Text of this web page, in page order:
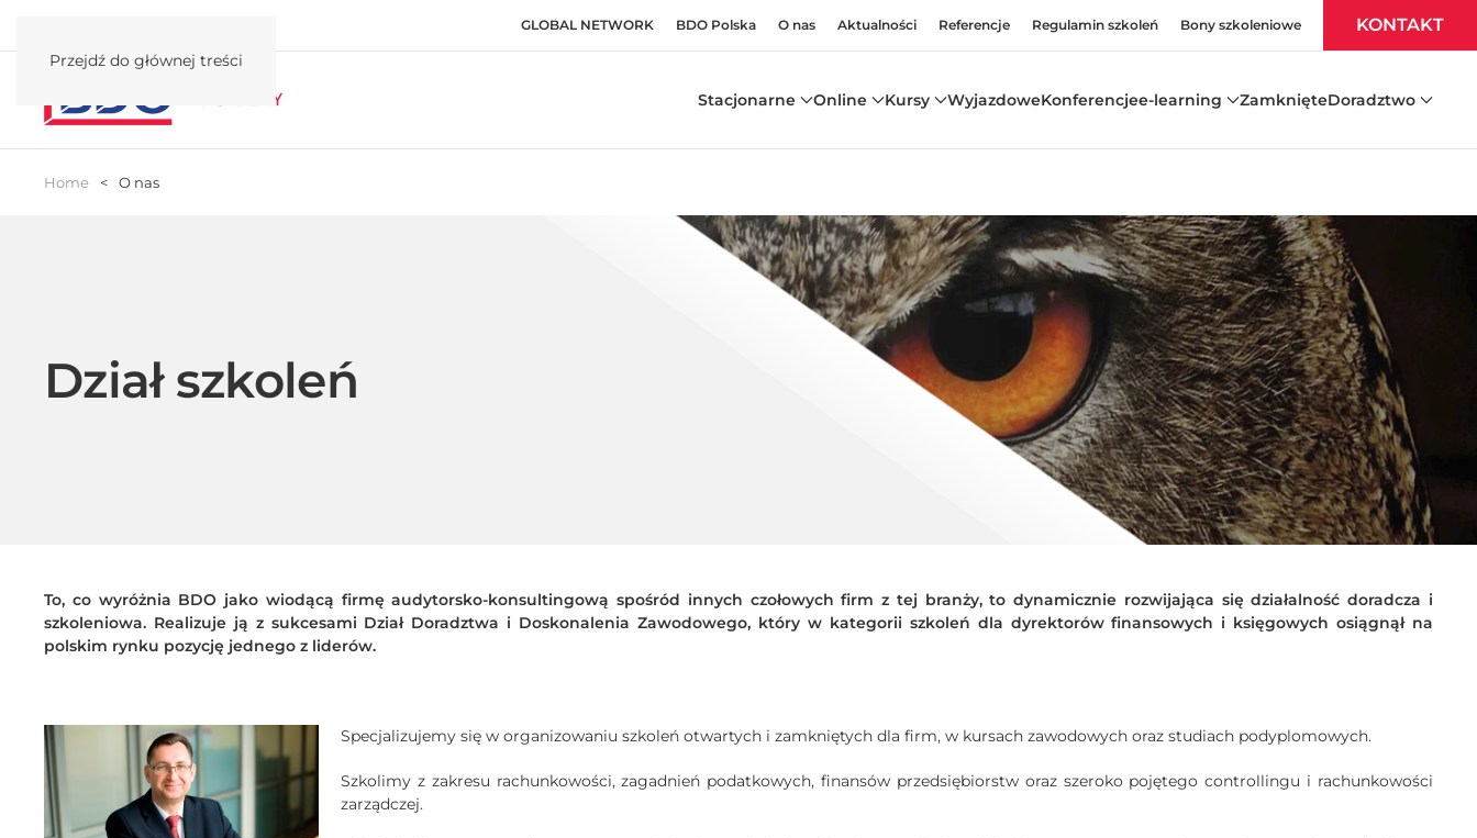
Przejdź do głównej treści
GLOBAL NETWORK BDO Polska O nas Aktualności Referencje Regulamin szkoleń Bony szkoleniowe KONTAKT
Stacjonarne Online Kursy WyjazdoweKonferencjee-learning ZamknięteDoradztwo
Home O nas
Dział szkoleń
To, co wyróżnia BDO jako wiodącą firmę audytorsko-konsultingową spośród innych czołowych firm z tej branży, to dynamicznie rozwijająca się działalność doradcza i
szkoleniowa. Realizuje ją z sukcesami Dział Doradztwa i Doskonalenia Zawodowego, który w kategorii szkoleń dla dyrektorów finansowych i księgowych osiągnął na
polskim rynku pozycję jednego z liderów.
Specjalizujemy się w organizowaniu szkoleń otwartych i zamkniętych dla firm, w kursach zawodowych oraz studiach podyplomowych.
Szkolimy z zakresu rachunkowości, zagadnień podatkowych, finansów przedsiębiorstw oraz szeroko pojętego controllingu i rachunkowości
zarządczej.